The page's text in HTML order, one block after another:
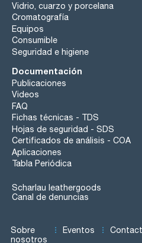
Vidrio, cuarzo y porcelana
Cromatografía
Equipos
Consumible
Seguridad e higiene
Documentación
Publicaciones
Videos
FAQ
Fichas técnicas - TDS
Hojas de seguridad - SDS
Certificados de análisis - COA
Aplicaciones
Tabla Periódica
Scharlau leathergoods
Canal de denuncias
Sobre
nosotros
Eventos